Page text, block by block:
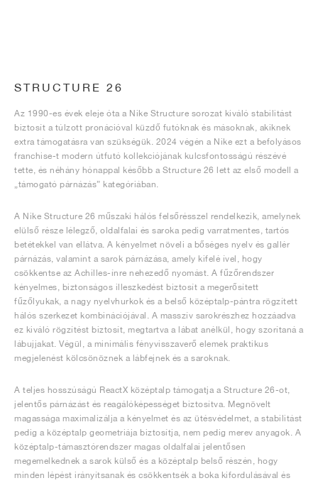
STRUCTURE 26
Az 1990-es évek eleje óta a Nike Structure sorozat kiváló stabilitást
biztosít a túlzott pronációval küzdő futóknak és másoknak, akiknek
extra támogatásra van szükségük. 2024 végén a Nike ezt a befolyásos
franchise-t modern útfutó kollekciójának kulcsfontosságú részévé
tette, és néhány hónappal később a Structure 26 lett az első modell a
„támogató párnázás” kategóriában.
A Nike Structure 26 műszaki hálós felsőrésszel rendelkezik, amelynek
elülső része lélegző, oldalfalai és saroka pedig varratmentes, tartós
betétekkel van ellátva. A kényelmet növeli a bőséges nyelv és gallér
párnázás, valamint a sarok párnázása, amely kifelé ível, hogy
csökkentse az Achilles-ínre nehezedő nyomást. A fűzőrendszer
kényelmes, biztonságos illeszkedést biztosít a megerősített
fűzőlyukak, a nagy nyelvhurkok és a belső középtalp-pántra rögzített
hálós szerkezet kombinációjával. A masszív sarokrészhez hozzáadva
ez kiváló rögzítést biztosít, megtartva a lábat anélkül, hogy szorítaná a
lábujjakat. Végül, a minimális fényvisszaverő elemek praktikus
megjelenést kölcsönöznek a lábfejnek és a saroknak.
A teljes hosszúságú ReactX középtalp támogatja a Structure 26-ot,
jelentős párnázást és reagálóképességet biztosítva. Megnövelt
magassága maximalizálja a kényelmet és az ütésvédelmet, a stabilitást
pedig a középtalp geometriája biztosítja, nem pedig merev anyagok. A
középtalp-támasztórendszer magas oldalfalai jelentősen
megemelkednek a sarok külső és a középtalp belső részén, hogy
minden lépést irányítsanak és csökkentsék a boka kifordulásával és